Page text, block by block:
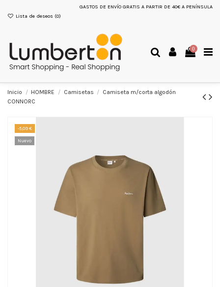
GASTOS DE ENVÍO GRATIS A PARTIR DE 40€ A PENÍNSULA
Lista de deseos (0)
0
Inicio HOMBRE Camisetas
Camiseta m/corta algodón
CONNORC
-5,09 €
Nuevo